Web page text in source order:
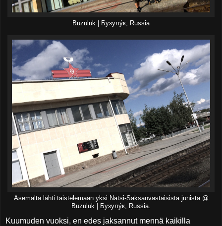
Buzuluk | Бузулу́к, Russia
Asemalta lähti taistelemaan yksi Natsi-Saksanvastaisista junista @
Buzuluk | Бузулу́к, Russia.
Kuumuden vuoksi, en edes jaksannut mennä kaikilla